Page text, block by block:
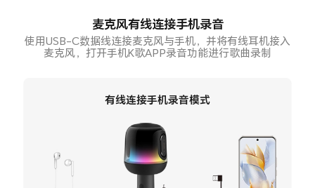
麦克风有线连接手机录音
使用USB-C数据线连接麦克风与手机，并将有线耳机接入
麦克风，打开手机K歌APP录音功能进行歌曲录制
有线连接手机录音模式